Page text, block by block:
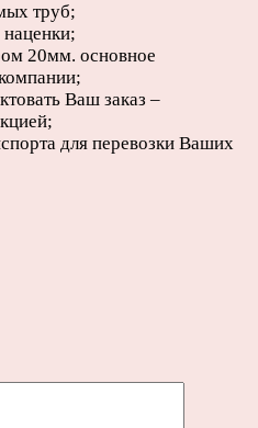
труб;
20мм. основное
Ваш заказ –
для перевозки Ваших